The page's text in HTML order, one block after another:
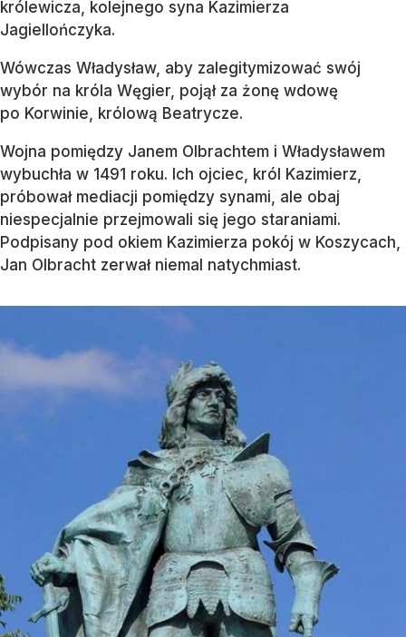
królewicza, kolejnego syna Kazimierza
Jagiellończyka.
Wówczas Władysław, aby zalegitymizować swój
wybór na króla Węgier, pojął za żonę wdowę
po Korwinie, królową Beatrycze.
Wojna pomiędzy Janem Olbrachtem i Władysławem
wybuchła w 1491 roku. Ich ojciec, król Kazimierz,
próbował mediacji pomiędzy synami, ale obaj
niespecjalnie przejmowali się jego staraniami.
Podpisany pod okiem Kazimierza pokój w Koszycach,
Jan Olbracht zerwał niemal natychmiast.